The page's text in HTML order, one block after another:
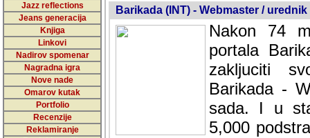
Jazz reflections
Jeans generacija
Knjiga
Linkovi
Nadirov spomenar
Nagradna igra
Nove nade
Omarov kutak
Portfolio
Recenzije
Reklamiranje
Barikada (INT) - Webmaster / urednik
Nakon 74
portala
zakljuciti
Barikada -
sada. I u
5,000